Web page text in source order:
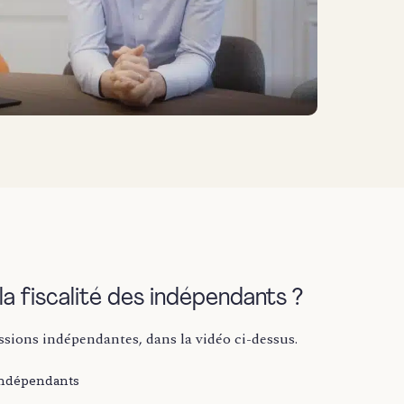
fiscalité des indépendants ?
indépendantes, dans la vidéo ci-dessus.